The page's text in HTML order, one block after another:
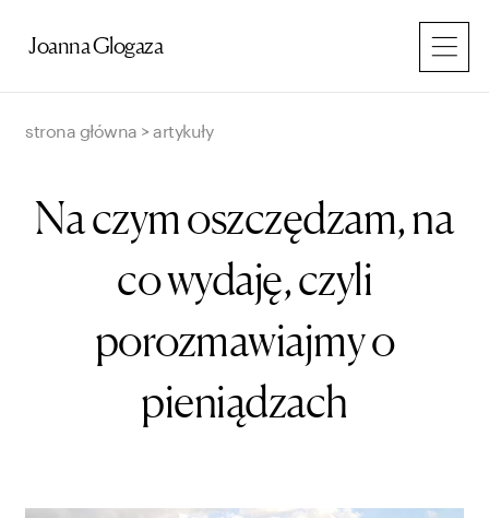
Joanna Glogaza
strona główna > artykuły
Na czym oszczędzam, na
co wydaję, czyli
porozmawiajmy o
pieniądzach